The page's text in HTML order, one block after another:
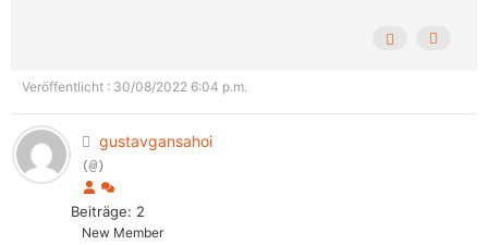
Veröffentlicht : 30/08/2022 6:04 p.m.
gustavgansahoi
(@)
Beiträge: 2
New Member